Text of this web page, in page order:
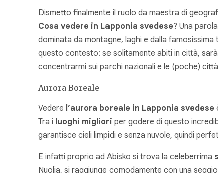
Dismetto finalmente il ruolo da maestra di
Cosa vedere in Lapponia svedese? Una
dominata da montagne, laghi e dalla
questo contesto: se solitamente abiti in città,
concentrarmi sui parchi nazionali e le (poche)
Aurora Boreale
Vedere l’aurora boreale in Lapponia svedese
Tra i luoghi migliori per godere di questo
garantisce cieli limpidi e senza nuvole, quindi
E infatti proprio ad Abisko si trova la celeberrima
Nuolja, si raggiunge comodamente con una